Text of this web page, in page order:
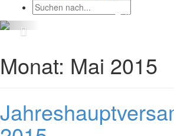
Monat: Mai 2015